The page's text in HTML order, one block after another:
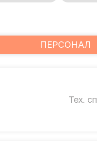
ПЕРСОНАЛ
Тех.